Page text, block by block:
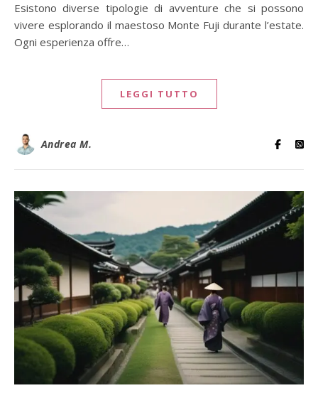
Esistono diverse tipologie di avventure che si possono
vivere esplorando il maestoso Monte Fuji durante l’estate.
Ogni esperienza offre…
LEGGI TUTTO
Andrea M.